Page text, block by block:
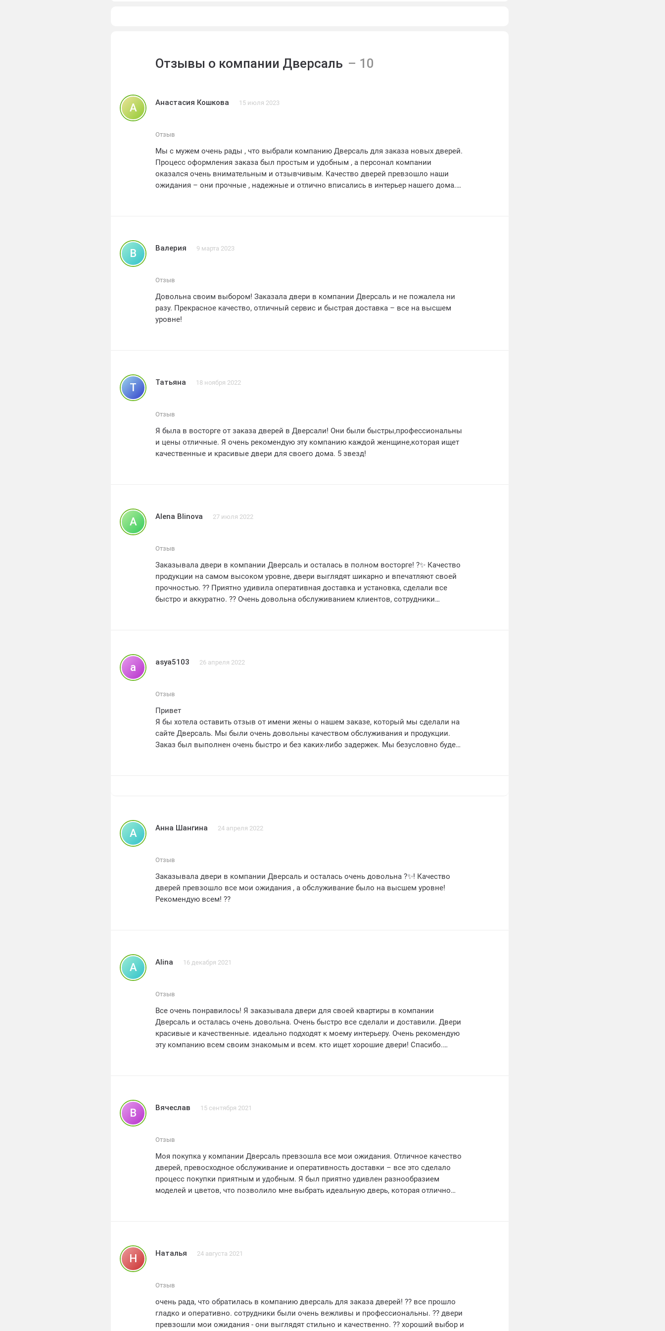
Отзывы о компании Дверсаль
А Анастасия Кошкова 15 июля 2023
Отзыв
Мы с мужем очень рады , что выбрали компанию Дверсаль для заказа новых дверей.
Процесс оформления заказа был простым и удобным , а персонал компании
оказался очень внимательным и отзывчивым. Качество дверей превзошло наши
ожидания – они прочные , надежные и отлично вписались в интерьер нашего дома.
В Валерия 9 марта 2023
Отзыв
Довольна своим выбором! Заказала двери в компании Дверсаль и не пожалела ни
разу. Прекрасное качество, отличный сервис и быстрая доставка – все на высшем
уровне!
Т Татьяна 18 ноября 2022
Отзыв
Я была в восторге от заказа дверей в Дверсали! Они были быстры,профессиональны
и цены отличные. Я очень рекомендую эту компанию каждой женщине,которая ищет
качественные и красивые двери для своего дома. 5 звезд!
A Alena Blinova 27 июля 2022
Отзыв
Заказывала двери в компании Дверсаль и осталась в полном восторге! ?✨ Качество
продукции на самом высоком уровне, двери выглядят шикарно и впечатляют своей
прочностью. ?? Приятно удивила оперативная доставка и установка, сделали все
быстро и аккуратно. ?? Очень довольна обслуживанием клиентов, сотрудники
a asya5103 26 апреля 2022
Отзыв
Привет
Я бы хотела оставить отзыв от имени жены о нашем заказе, который мы сделали на
сайте Дверсаль. Мы были очень довольны качеством обслуживания и продукции.
Заказ был выполнен очень быстро и без каких-либо задержек. Мы безусловно будем
А Анна Шангина 24 апреля 2022
Отзыв
Заказывала двери в компании Дверсаль и осталась очень довольна ?✨! Качество
дверей превзошло все мои ожидания , а обслуживание было на высшем уровне!
Рекомендую всем! ??
A Alina 16 декабря 2021
Отзыв
Все очень понравилось! Я заказывала двери для своей квартиры в компании
Дверсаль и осталась очень довольна. Очень быстро все сделали и доставили. Двери
красивые и качественные. идеально подходят к моему интерьеру. Очень рекомендую
эту компанию всем своим знакомым и всем. кто ищет хорошие двери! Спасибо.
В Вячеслав 15 сентября 2021
Отзыв
Моя покупка у компании Дверсаль превзошла все мои ожидания. Отличное качество
дверей, превосходное обслуживание и оперативность доставки – все это сделало
процесс покупки приятным и удобным. Я был приятно удивлен разнообразием
моделей и цветов, что позволило мне выбрать идеальную дверь, которая отлично
Н Наталья 24 августа 2021
Отзыв
очень рада, что обратилась в компанию дверсаль для заказа дверей! ?? все прошло
гладко и оперативно. сотрудники были очень вежливы и профессиональны. ?? двери
превзошли мои ожидания - они выглядят стильно и качественно. ?? хороший выбор и